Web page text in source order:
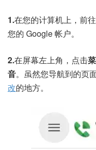
1.在您的计算机上，前往
您的 Google 帐户。
2.在屏幕左上角，点击
音。虽然您导航到的页
改的地方。